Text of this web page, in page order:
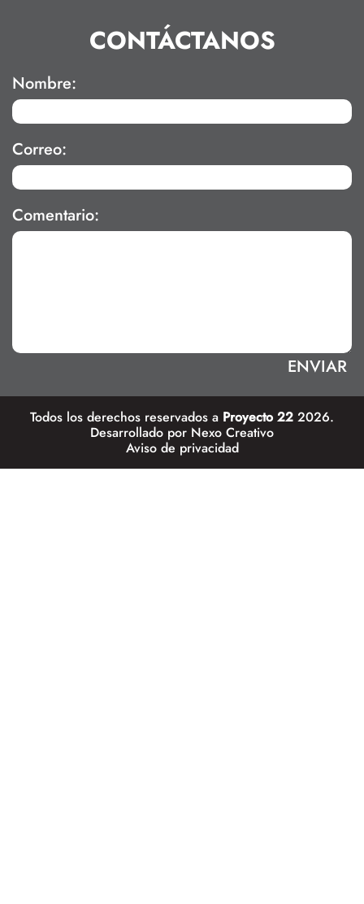
CONTÁCTANOS
Nombre:
Correo:
Comentario:
Todos los derechos reservados a Proyecto 22 2026.
Desarrollado por Nexo Creativo
Aviso de privacidad